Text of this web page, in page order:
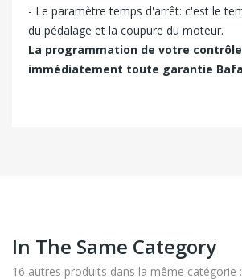
- Le paramètre temps d'arrêt: c'est le
du pédalage et la coupure du moteur.
La programmation de votre
immédiatement toute garantie
In The Same Category
16 autres produits dans la même catégorie :